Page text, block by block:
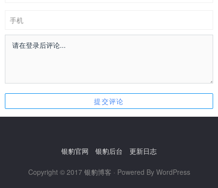
手机
银豹官网 银豹后台 更新日志
Copyright © 2017 银豹博客 · Powered By WordPress